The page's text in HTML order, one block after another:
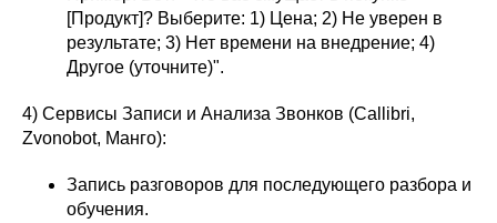
[Продукт]? Выберите: 1) Цена; 2) Не уверен в
результате; 3) Нет времени на внедрение; 4)
Другое (уточните)".
4) Сервисы Записи и Анализа Звонков (Callibri,
Zvonobot, Манго):
Запись разговоров для последующего разбора и
обучения.